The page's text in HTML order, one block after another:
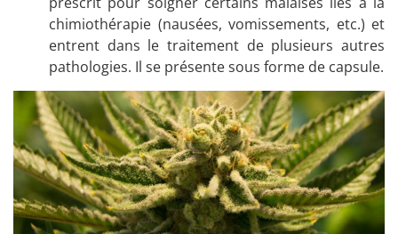
chimiothérapie (nausées, vomissements, etc.) et
entrent dans le traitement de plusieurs autres
pathologies. Il se présente sous forme de capsule.